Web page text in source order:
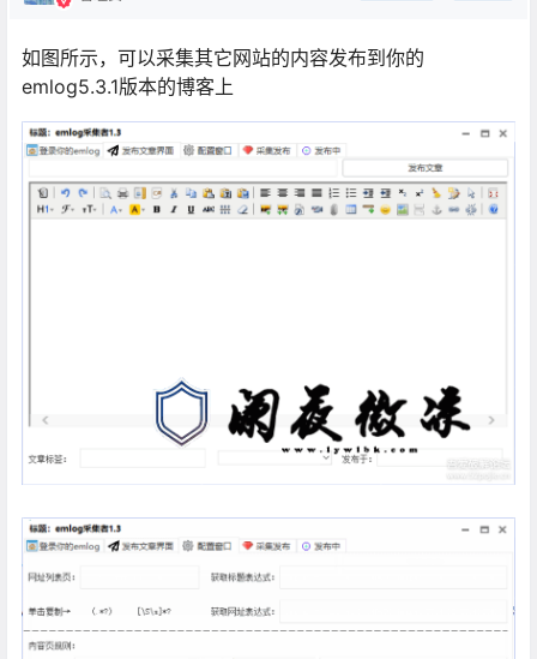
如图所示，可以采集其它网站的内容发布到你的
emlog5.3.1版本的博客上